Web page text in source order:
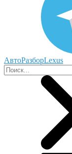
АвтоРазборLexus